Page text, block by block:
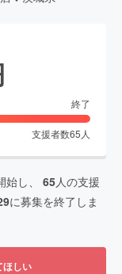
終了
支援者数65 人
始し、 65人の支援
に募集を終了しま
ほしい